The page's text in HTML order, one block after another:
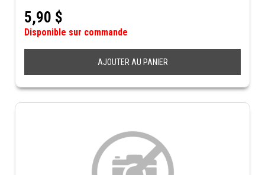
5,90 $
Disponible sur commande
AJOUTER AU PANIER